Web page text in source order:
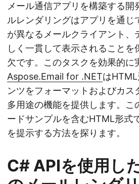
メール通信アプリを構築する開
ルレンダリングはアプリを通じ
が異なるメールクライアント、
しく一貫して表示されることを
欠です。このタスクを効果的に
Aspose.Email for .NETは
ンツをフォーマットおよびカス
多用途の機能を提供します。こ
ードサンプルを含むHTML形式
を提示する方法を探ります。
C# APIを使用し